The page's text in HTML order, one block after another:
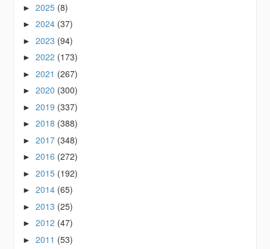
►2025 (8)
►2024 (37)
►2023 (94)
►2022 (173)
►2021 (267)
►2020 (300)
►2019 (337)
►2018 (388)
►2017 (348)
►2016 (272)
►2015 (192)
►2014 (65)
►2013 (25)
►2012 (47)
►2011 (53)